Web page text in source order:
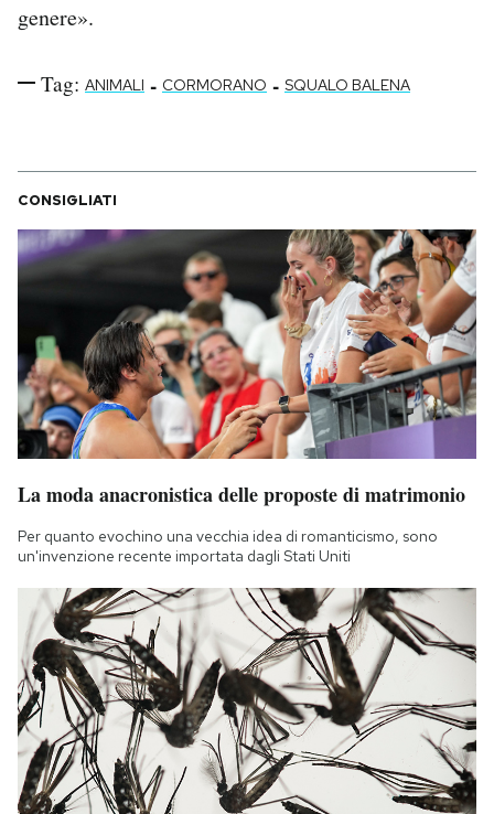
genere».
Tag: ANIMALI - CORMORANO - SQUALO BALENA
CONSIGLIATI
La moda anacronistica delle proposte di matrimonio
Per quanto evochino una vecchia idea di romanticismo, sono
un'invenzione recente importata dagli Stati Uniti